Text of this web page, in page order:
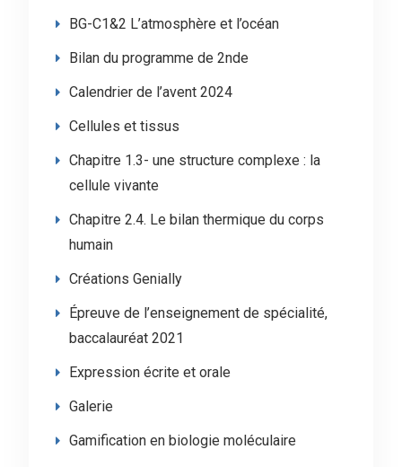
BG-C1&2 L’atmosphère et l’océan
Bilan du programme de 2nde
Calendrier de l’avent 2024
Cellules et tissus
Chapitre 1.3- une structure complexe : la
cellule vivante
Chapitre 2.4. Le bilan thermique du corps
humain
Créations Genially
Épreuve de l’enseignement de spécialité,
baccalauréat 2021
Expression écrite et orale
Galerie
Gamification en biologie moléculaire